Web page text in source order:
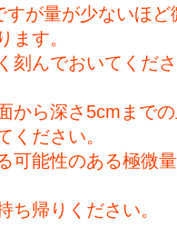
すが量が少ないほど
ます。
刻んでおいてくだ
から深さ5cmまで
ください。
可能性のある極微
ち帰りください。